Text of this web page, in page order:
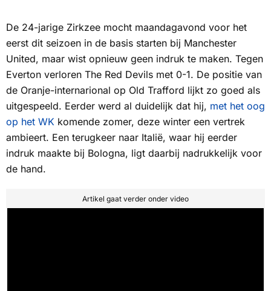
De 24-jarige Zirkzee mocht maandagavond voor het
eerst dit seizoen in de basis starten bij Manchester
United, maar wist opnieuw geen indruk te maken. Tegen
Everton verloren The Red Devils met 0-1. De positie van
de Oranje-internarional op Old Trafford lijkt zo goed als
uitgespeeld. Eerder werd al duidelijk dat hij, met het oog
op het WK komende zomer, deze winter een vertrek
ambieert. Een terugkeer naar Italië, waar hij eerder
indruk maakte bij Bologna, ligt daarbij nadrukkelijk voor
de hand.
Artikel gaat verder onder video